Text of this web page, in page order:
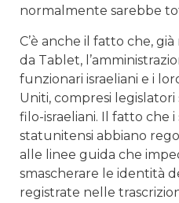
normalmente sarebbe
C’è anche il fatto che,
da Tablet,
funzionari israeliani e i
Uniti, compresi
filo-israeliani. Il fatto che
statunitensi abbiano
alle linee guida che
smascherare le identità
registrate nelle